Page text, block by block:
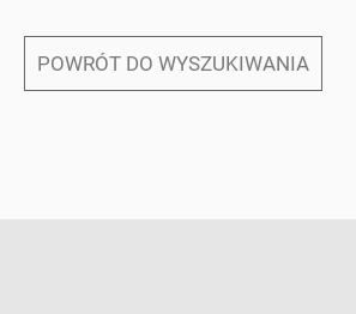
POWRÓT DO WYSZUKIWANIA